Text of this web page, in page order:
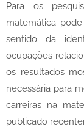
Para os
matemática
sentido da
ocupações
os resultados
necessária para
carreiras na
publicado